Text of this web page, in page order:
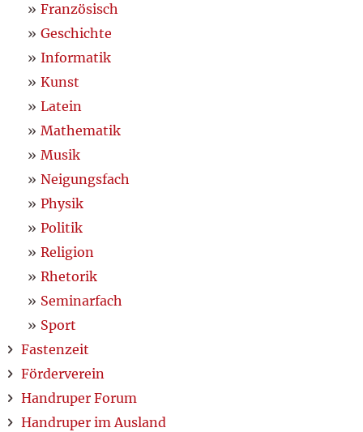
Französisch
Geschichte
Informatik
Kunst
Latein
Mathematik
Musik
Neigungsfach
Physik
Politik
Religion
Rhetorik
Seminarfach
Sport
Fastenzeit
Förderverein
Handruper Forum
Handruper im Ausland